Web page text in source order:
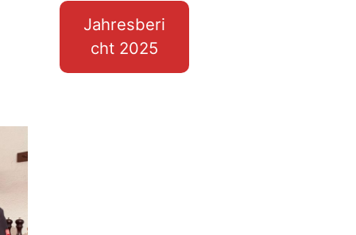
Jahresberi
cht 2025